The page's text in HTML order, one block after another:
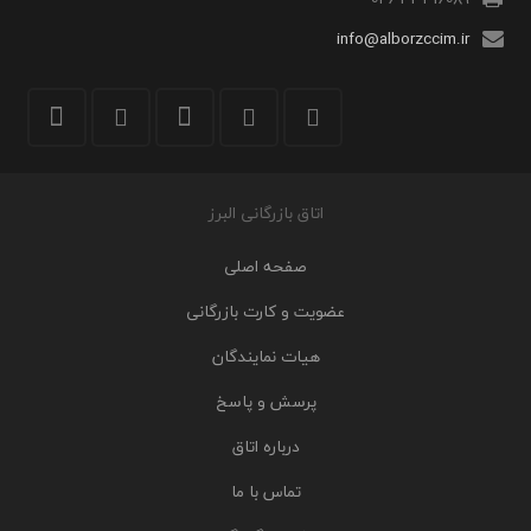
info@alborzccim.ir
اتاق بازرگانی البرز
صفحه اصلی
عضویت و کارت بازرگانی
هیات نمایندگان
پرسش و پاسخ
درباره اتاق
تماس با ما